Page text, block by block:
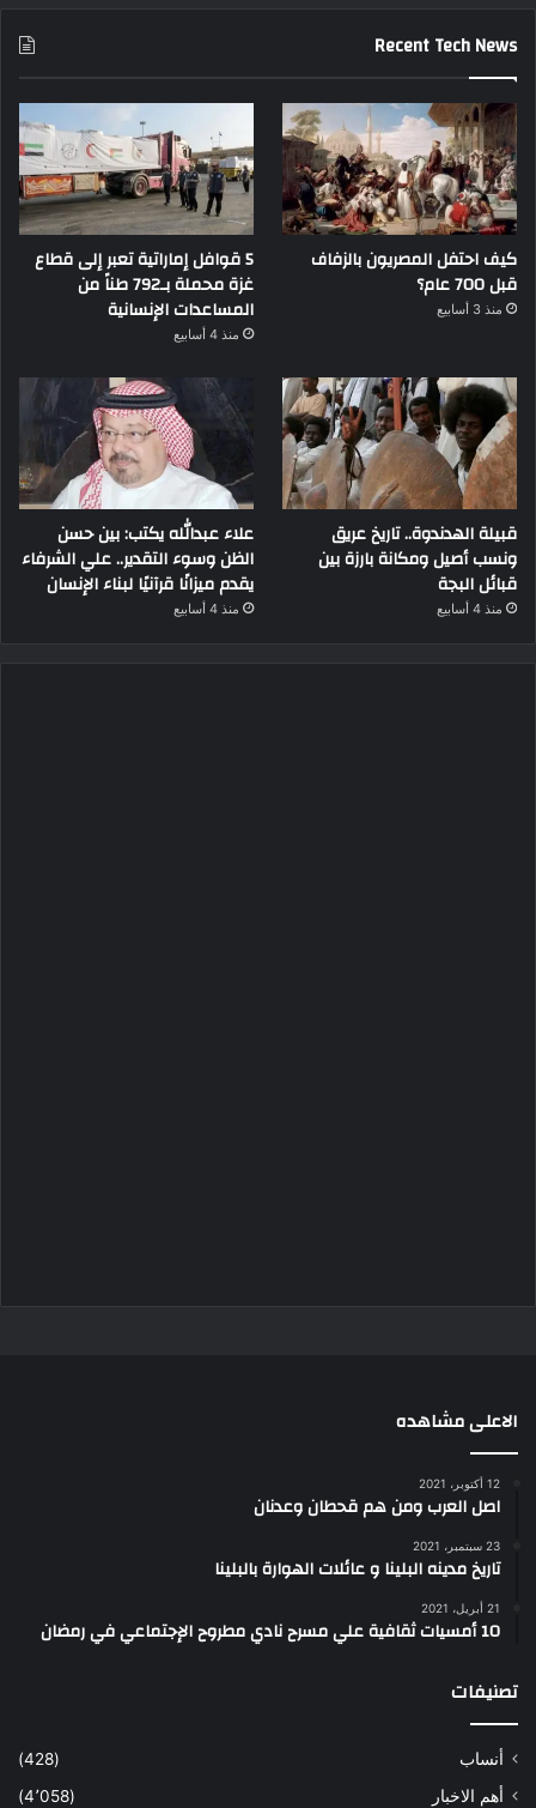
Recent Tech News
كيف احتفل المصريون بالزفاف
قبل 700 عام؟
منذ 3 أسابيع
5 قوافل إماراتية تعبر إلى قطاع
غزة محملة بـ792 طناً من
المساعدات الإنسانية
منذ 4 أسابيع
قبيلة الهدندوة.. تاريخ عريق
ونسب أصيل ومكانة بارزة بين
قبائل البجة
منذ 4 أسابيع
علاء عبدالله يكتب: بين حسن
الظن وسوء التقدير.. علي الشرفاء
يقدم ميزانًا قرآنيًا لبناء الإنسان
منذ 4 أسابيع
الاعلى مشاهده
12 أكتوبر، 2021
اصل العرب ومن هم قحطان وعدنان
23 سبتمبر، 2021
تاريخ مدينه البلينا و عائلات الهوارة بالبلينا
21 أبريل، 2021
10 أمسيات ثقافية علي مسرح نادي مطروح الإجتماعي في رمضان
تصنيفات
أنساب
(428)
أهم الاخبار
(4٬058)